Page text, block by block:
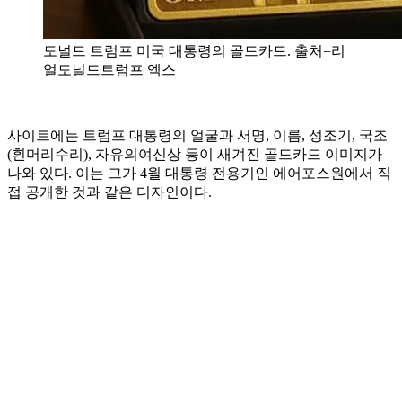
도널드 트럼프 미국 대통령의 골드카드. 출처=리
얼도널드트럼프 엑스
사이트에는 트럼프 대통령의 얼굴과 서명, 이름, 성조기, 국조
(흰머리수리), 자유의여신상 등이 새겨진 골드카드 이미지가
나와 있다. 이는 그가 4월 대통령 전용기인 에어포스원에서 직
접 공개한 것과 같은 디자인이다.